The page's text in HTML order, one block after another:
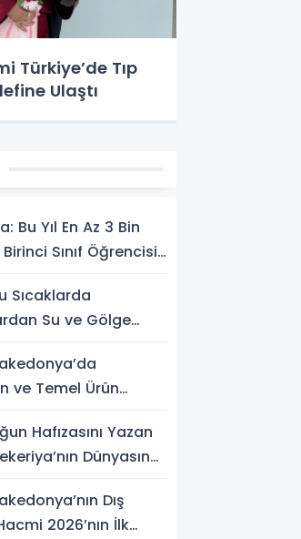
Türkiye’de Tıp
Ulaştı
Bu Yıl En Az 3 Bin
Sınıf Öğrencisi
Sıcaklarda
Su ve Gölge
ve Temel Ürün
Hafızasını Yazan
Dünyasına
Dış
2026’nın İlk